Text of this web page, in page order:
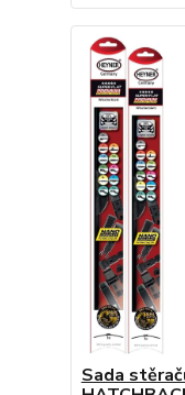
Sada